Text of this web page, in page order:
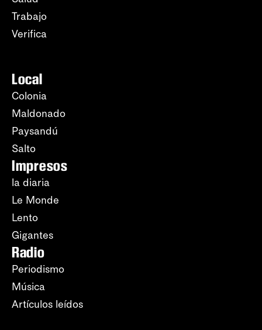
Trabajo
Verifica
Local
Colonia
Maldonado
Paysandú
Salto
Impresos
la diaria
Le Monde
Lento
Gigantes
Radio
Periodismo
Música
Artículos leídos